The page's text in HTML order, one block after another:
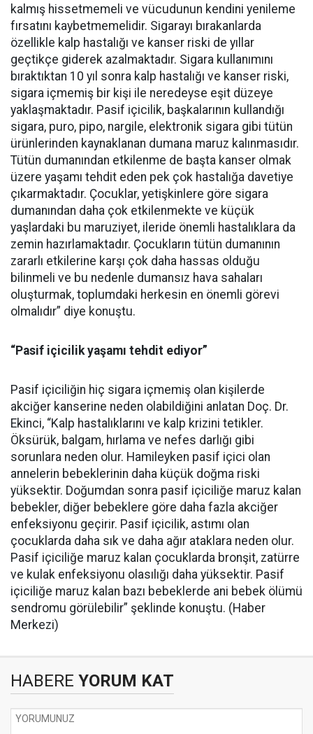
kalmış hissetmemeli ve vücudunun kendini yenileme
fırsatını kaybetmemelidir. Sigarayı bırakanlarda
özellikle kalp hastalığı ve kanser riski de yıllar
geçtikçe giderek azalmaktadır. Sigara kullanımını
bıraktıktan 10 yıl sonra kalp hastalığı ve kanser riski,
sigara içmemiş bir kişi ile neredeyse eşit düzeye
yaklaşmaktadır. Pasif içicilik, başkalarının kullandığı
sigara, puro, pipo, nargile, elektronik sigara gibi tütün
ürünlerinden kaynaklanan dumana maruz kalınmasıdır.
Tütün dumanından etkilenme de başta kanser olmak
üzere yaşamı tehdit eden pek çok hastalığa davetiye
çıkarmaktadır. Çocuklar, yetişkinlere göre sigara
dumanından daha çok etkilenmekte ve küçük
yaşlardaki bu maruziyet, ileride önemli hastalıklara da
zemin hazırlamaktadır. Çocukların tütün dumanının
zararlı etkilerine karşı çok daha hassas olduğu
bilinmeli ve bu nedenle dumansız hava sahaları
oluşturmak, toplumdaki herkesin en önemli görevi
olmalıdır” diye konuştu.
“Pasif içicilik yaşamı tehdit ediyor”
Pasif içiciliğin hiç sigara içmemiş olan kişilerde
akciğer kanserine neden olabildiğini anlatan Doç. Dr.
Ekinci, “Kalp hastalıklarını ve kalp krizini tetikler.
Öksürük, balgam, hırlama ve nefes darlığı gibi
sorunlara neden olur. Hamileyken pasif içici olan
annelerin bebeklerinin daha küçük doğma riski
yüksektir. Doğumdan sonra pasif içiciliğe maruz kalan
bebekler, diğer bebeklere göre daha fazla akciğer
enfeksiyonu geçirir. Pasif içicilik, astımı olan
çocuklarda daha sık ve daha ağır ataklara neden olur.
Pasif içiciliğe maruz kalan çocuklarda bronşit, zatürre
ve kulak enfeksiyonu olasılığı daha yüksektir. Pasif
içiciliğe maruz kalan bazı bebeklerde ani bebek ölümü
sendromu görülebilir” şeklinde konuştu. (Haber
Merkezi)
HABERE YORUM KAT